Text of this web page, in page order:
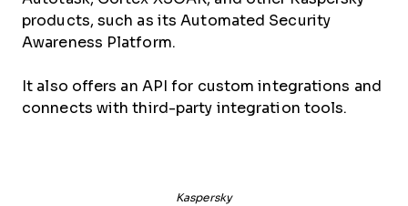
products, such as its Automated Security
Awareness Platform.
It also offers an API for custom integrations and
connects with third-party integration tools.
Kaspersky